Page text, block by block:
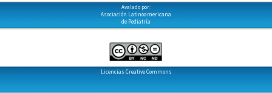
Avalado por:
Asociación Latinoamericana
de Pediatría
Licencias Creative Commons